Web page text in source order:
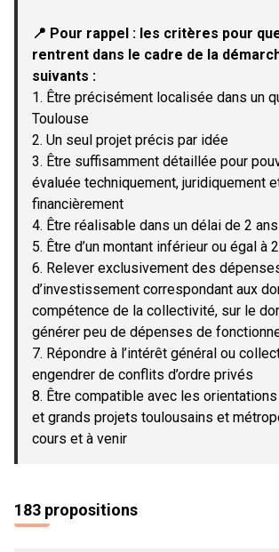
📍 Pour rappel : les critères pour
rentrent dans le cadre de la
suivants :
1. Être précisément localisée dans un
Toulouse
2. Un seul projet précis par idée
3. Être suffisamment détaillée pour
évaluée techniquement, juridiquement
financièrement
4. Être réalisable dans un délai de 2 ans
5. Être d’un montant inférieur ou égal à
6. Relever exclusivement des
d’investissement correspondant aux
compétence de la collectivité, sur le
générer peu de dépenses de
7. Répondre à l’intérêt général ou
engendrer de conflits d’ordre privés
8. Être compatible avec les
et grands projets toulousains et
cours et à venir
183 propositions